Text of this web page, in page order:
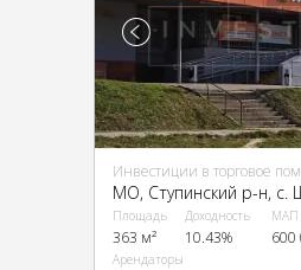
Инвестиции в торговое
Площадь
363 м²
Доходность
10.43%
МАП
600
Арендаторы